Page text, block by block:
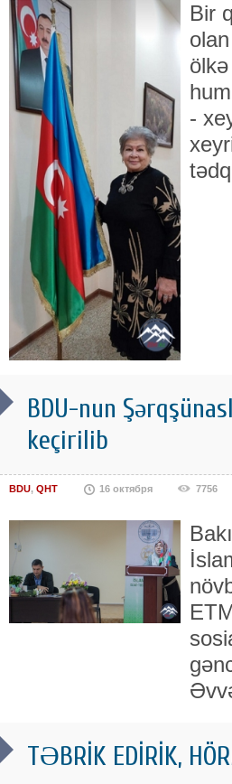
Bir
-
BDU-nun
keçirilib
BDU, QHT 16 октября 7756
TƏBRİK EDİRİK,